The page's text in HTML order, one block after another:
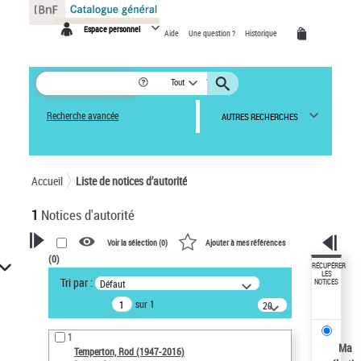
Espace personnel Aide Une question ? Historique
Tout
Recherche avancée AUTRES RECHERCHES
Accueil Liste de notices d’autorité
1 Notices d'autorité
VOTRE RECHERCHE
Recherche avancée dans les
notices d’autorité
Œuvres liées à l'auteur :
Temperton, Rod (1947-2016)
Voir la sélection (0) Ajouter à mes références
(0)
Tri par : Défaut
sur 1
20
résultats/page
1
Temperton, Rod (1947-2016)
RÉCUPÉRER
LES
NOTICES
Ma
Panneau de gestion des cookies